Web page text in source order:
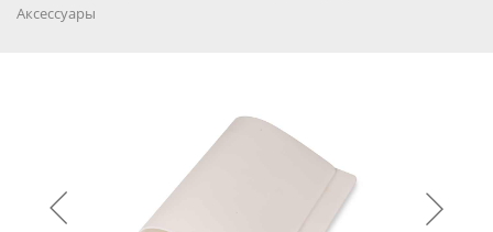
Аксессуары